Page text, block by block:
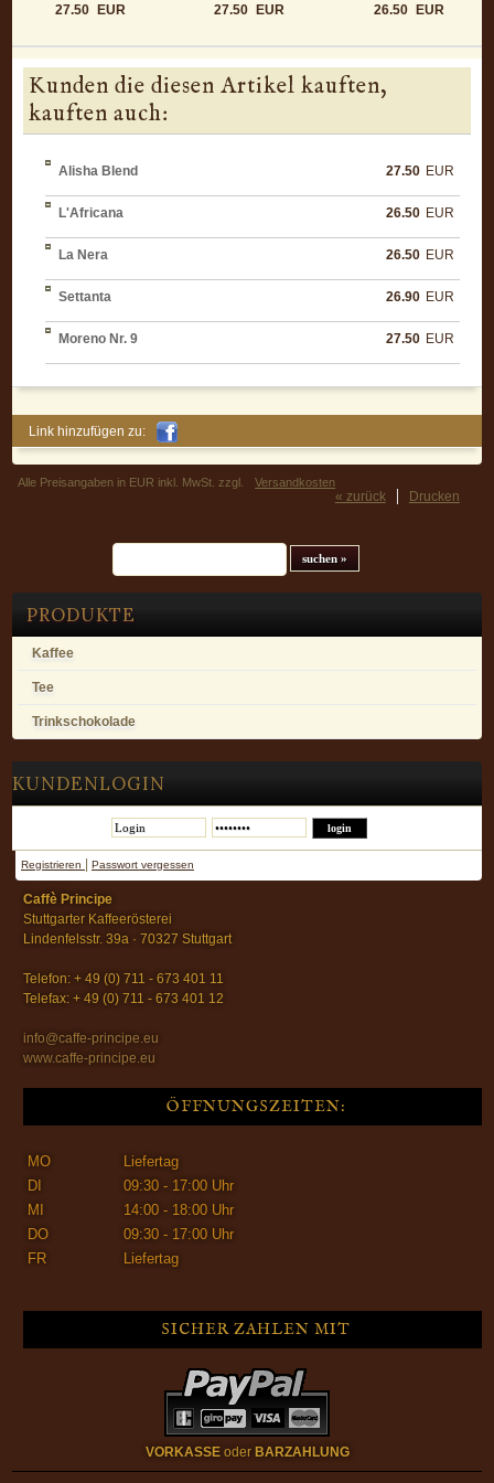
PRODUKTE
Kaffee
Tee
Trinkschokolade
KUNDENLOGIN
Registrieren Passwort vergessen
Caffè Principe
Stuttgarter Kaffeerösterei
Lindenfelsstr. 39a · 70327 Stuttgart
Telefon: + 49 (0) 711 - 673 401 11
Telefax: + 49 (0) 711 - 673 401 12
info@caffe-principe.eu
www.caffe-principe.eu
ÖFFNUNGSZEITEN:
MO
Liefertag
DI
09:30 - 17:00 Uhr
MI
14:00 - 18:00 Uhr
DO
09:30 - 17:00 Uhr
FR
Liefertag
SICHER ZAHLEN MIT
VORKASSE oder BARZAHLUNG
27.50
EUR
27.50
EUR
26.50
EUR
Kunden die diesen Artikel kauften,
kauften auch:
Alisha Blend 27.50 EUR
L'Africana 26.50 EUR
La Nera 26.50 EUR
Settanta 26.90 EUR
Moreno Nr. 9 27.50 EUR
Link hinzufügen zu:
Alle Preisangaben in EUR inkl. MwSt. zzgl. Versandkosten
Drucken
« zurück